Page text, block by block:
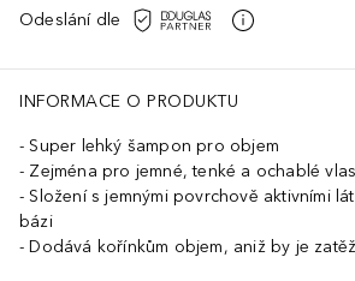
Odeslání dle
INFORMACE O PRODUKTU
Super lehký šampon pro objem
Zejména pro jemné, tenké a ochablé
Složení s jemnými povrchově aktivními
bázi
Dodává kořínkům objem, aniž by je